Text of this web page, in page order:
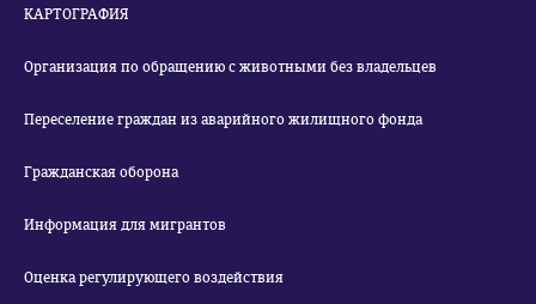
КАРТОГРАФИЯ
Организация по обращению с животными без владельцев
Переселение граждан из аварийного жилищного фонда
Гражданская оборона
Информация для мигрантов
Оценка регулирующего воздействия